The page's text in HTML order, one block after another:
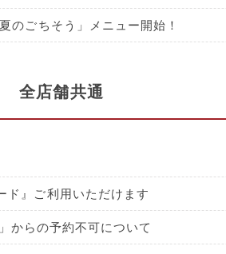
のごちそう」メニュー開始！
全店舗共通
ド』ご利用いただけます
からの予約不可について